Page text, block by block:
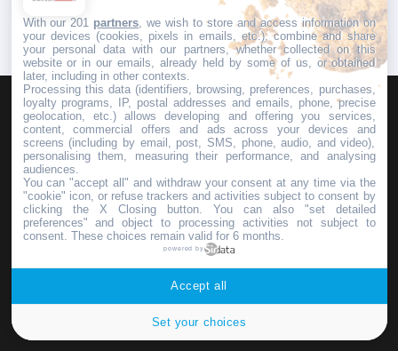
HOMEPAGEREDAZIONEINVIA UN COMUNICATO STAMPA
PUBBLICITÀSCRIVI AL DIRETTORE
Copyright © 2016 - 2025 ASD Fondo Italia - Partita Iva: IT 03855110049
With our 201 partners , we wish to store and access information on
your devices (cookies, pixels in emails, etc.), combine and share
your personal data with our partners, whether collected on this
website or in our emails, already held by some of us, or obtained
later, including in other contexts.
Processing this data (identifiers, browsing, preferences, purchases,
loyalty programs, IP, postal addresses and emails, phone, precise
geolocation, etc.) allows developing and offering you services,
content, commercial offers and ads across your devices and
screens (including by email, post, SMS, phone, audio, and video),
personalising them, measuring their performance, and analysing
audiences.
You can "accept all" and withdraw your consent at any time via the
"cookie" icon, or refuse trackers and activities subject to consent by
clicking the X Closing button. You can also "set detailed
preferences" and object to processing activities not subject to
consent. These choices remain valid for 6 months.
powered by
Set your choices
Accept all